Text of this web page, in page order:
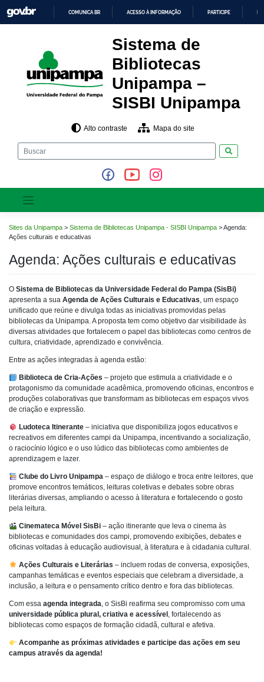
para
o
O
CONTEÚDO
COMUNICA BR ACESSO À INFORMAÇÃO PARTICIPE
Sistema de
Bibliotecas
Unipampa –
SISBI Unipampa
Alto contraste Mapa do site
Sites da Unipampa > Sistema de Bibliotecas Unipampa - SISBI Unipampa >Agenda:
Ações culturais e educativas
Agenda: Ações culturais e educativas
O Sistema de Bibliotecas da Universidade Federal do Pampa (SisBi)
apresenta a sua Agenda de Ações Culturais e Educativas, um espaço
unificado que reúne e divulga todas as iniciativas promovidas pelas
bibliotecas da Unipampa. A proposta tem como objetivo dar visibilidade às
diversas atividades que fortalecem o papel das bibliotecas como centros de
cultura, criatividade, aprendizado e convivência.
Entre as ações integradas à agenda estão:
Biblioteca de Cria-Ações – projeto que estimula a criatividade e o
protagonismo da comunidade acadêmica, promovendo oficinas, encontros e
produções colaborativas que transformam as bibliotecas em espaços vivos
de criação e expressão.
Ludoteca Itinerante– iniciativa que disponibiliza jogos educativos e
recreativos em diferentes campi da Unipampa, incentivando a socialização,
o raciocínio lógico e o uso lúdico das bibliotecas como ambientes de
aprendizagem e lazer.
Clube do Livro Unipampa– espaço de diálogo e troca entre leitores, que
promove encontros temáticos, leituras coletivas e debates sobre obras
literárias diversas, ampliando o acesso à literatura e fortalecendo o gosto
pela leitura.
Cinemateca Móvel SisBi– ação itinerante que leva o cinema às
bibliotecas e comunidades dos campi, promovendo exibições, debates e
oficinas voltadas à educação audiovisual, à literatura e à cidadania cultural.
Ações Culturais e Literárias – incluem rodas de conversa, exposições,
campanhas temáticas e eventos especiais que celebram a diversidade, a
inclusão, a leitura e o pensamento crítico dentro e fora das bibliotecas.
Com essa agenda integrada, o SisBi reafirma seu compromisso com uma
universidade pública plural, criativa e acessível , fortalecendo as
bibliotecas como espaços de formação cidadã, cultural e afetiva.
Acompanhe as próximas atividades e participe das ações em seu
campus através da agenda!